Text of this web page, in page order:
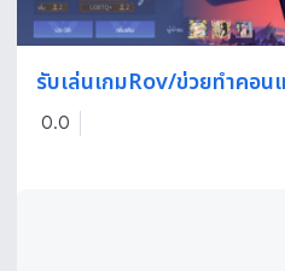
รับเล่นเกมRov/ข่วยทำคอน
0.0